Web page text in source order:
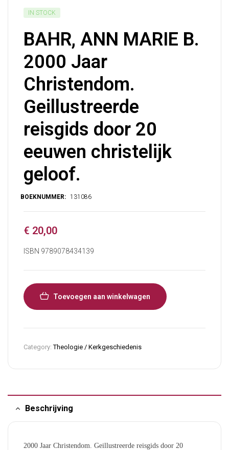
IN STOCK
BAHR, ANN MARIE B.
2000 Jaar
Christendom.
Geillustreerde
reisgids door 20
eeuwen christelijk
geloof.
€ 20,00
ISBN 9789078434139
Toevoegen aan winkelwagen
Category:Theologie / Kerkgeschiedenis
Beschrijving
2000 Jaar Christendom. Geillustreerde reisgids door 20